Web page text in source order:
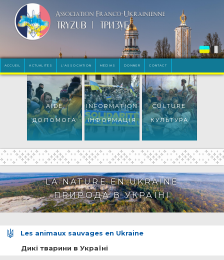
ACCUEIL ACTUALITÉS L'ASSOCIATION MÉDIAS DONNER CONTACT
AIDE
ДОПОМОГА
INFORMATION
ІНФОРМАЦІЯ
CULTURE
КУЛЬТУРА
LA NATURE EN UKRAINE
ПРИРОДА В УКРАЇНІ
Les animaux sauvages en Ukraine
Дикі тварини в Україні